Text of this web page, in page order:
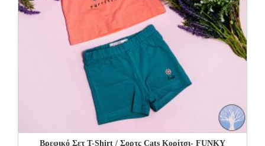
Βρεφικό Σετ Τ-Shirt / Σορτς Cats Κορίτσι- FUNKY